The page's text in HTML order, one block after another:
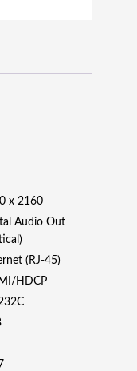
x 2160
Audio Out
(RJ-45)
HDCP